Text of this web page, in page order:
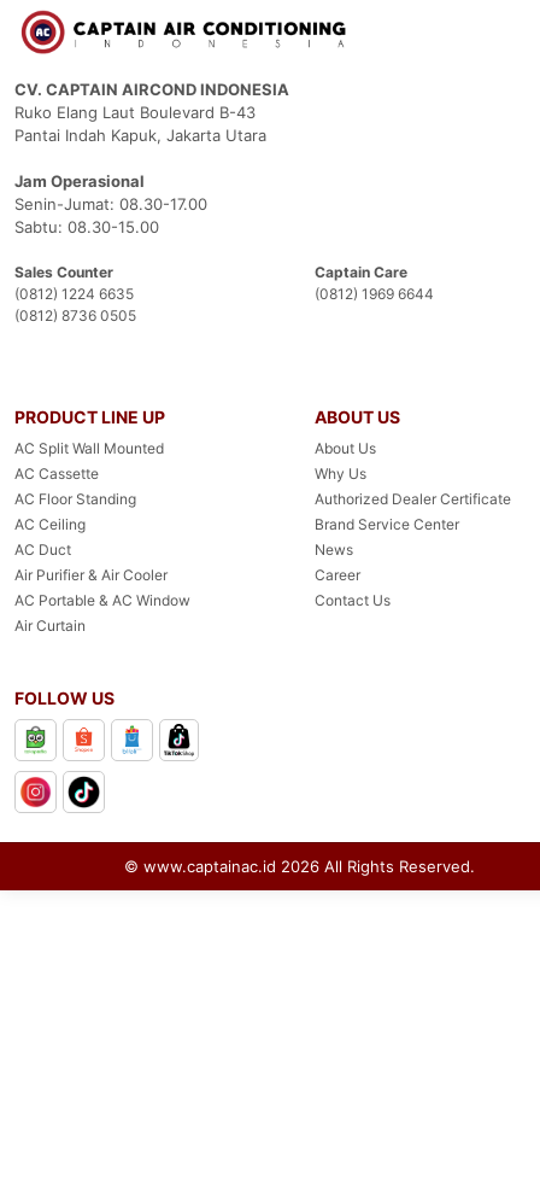
CV. CAPTAIN AIRCOND INDONESIA
Ruko Elang Laut Boulevard B-43
Pantai Indah Kapuk, Jakarta Utara
Jam Operasional
Senin-Jumat: 08.30-17.00
Sabtu: 08.30-15.00
Sales Counter
(0812) 1224 6635
(0812) 8736 0505
Captain Care
(0812) 1969 6644
PRODUCT LINE UP
AC Split Wall Mounted
AC Cassette
AC Floor Standing
AC Ceiling
AC Duct
Air Purifier & Air Cooler
AC Portable & AC Window
Air Curtain
ABOUT US
About Us
Why Us
Authorized Dealer Certificate
Brand Service Center
News
Career
Contact Us
FOLLOW US
© www.captainac.id 2026 All Rights Reserved.